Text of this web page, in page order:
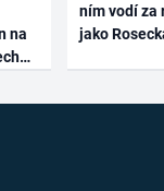
na
ním vodí za
jako